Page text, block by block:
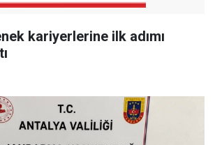
kariyerlerine ilk adımı